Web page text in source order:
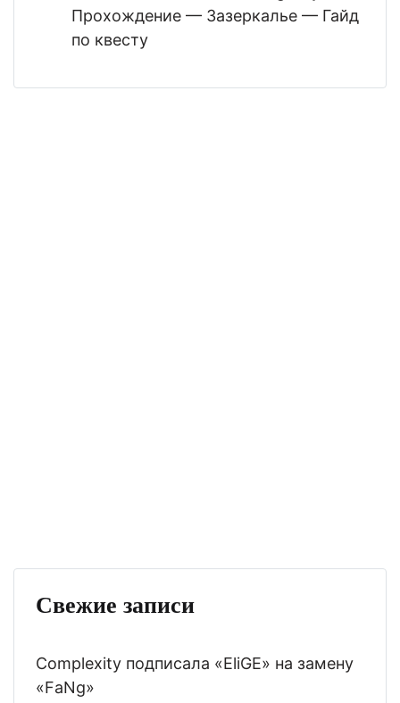
Прохождение — Зазеркалье — Гайд
по квесту
Свежие записи
Complexity подписала «EliGE» на замену
«FaNg»